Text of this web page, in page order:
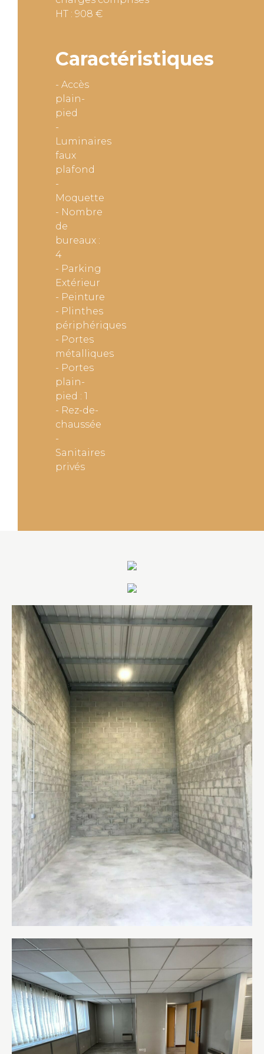
HT : 908 €
Caractéristiques
- Accès
plain-
pied
-
Luminaires
faux
plafond
-
Moquette
- Nombre
de
bureaux :
4
- Parking
Extérieur
- Peinture
- Plinthes
périphériques
- Portes
métalliques
- Portes
plain-
pied : 1
- Rez-de-
chaussée
-
Sanitaires
privés